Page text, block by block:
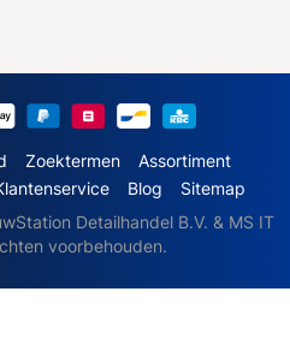
Zoektermen
Assortiment
Blog
Sitemap
Detailhandel B.V. & MS IT
voorbehouden.